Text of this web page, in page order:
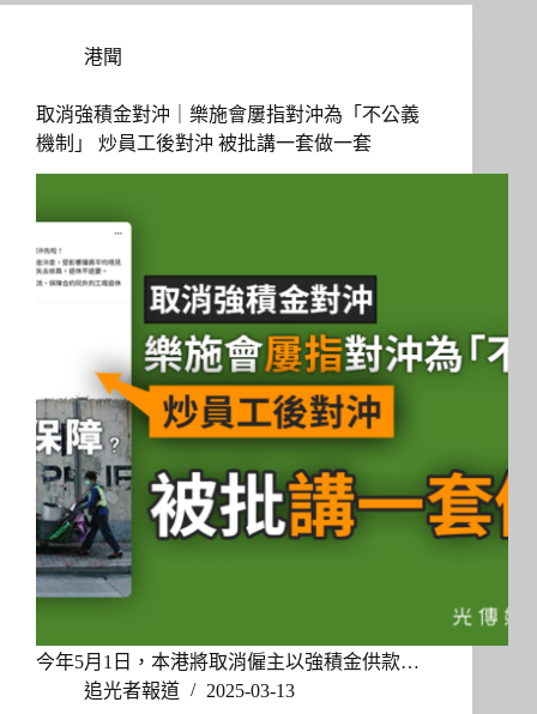
港聞
取消強積金對沖｜樂施會屢指對沖為「不公義
機制」 炒員工後對沖 被批講一套做一套
今年5月1日，本港將取消僱主以強積金供款…
追光者報道
2025-03-13